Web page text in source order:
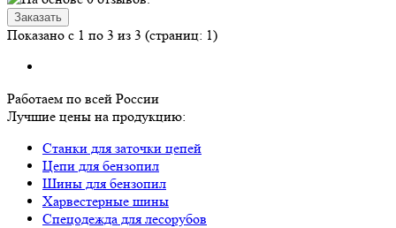
Показано с 1 по 3 из 3 (страниц: 1)
Работаем по всей России
Лучшие цены на продукцию:
Станки для заточки цепей
Цепи для бензопил
Шины для бензопил
Харвестерные шины
Спецодежда для лесорубов